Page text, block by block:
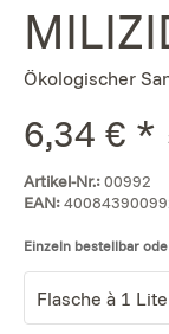
Ökologischer
6,34 € *
Artikel-Nr.:00992
EAN:
Einzeln bestellbar